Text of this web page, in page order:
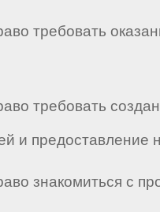
требовать
требовать
и предоставление
знакомиться с